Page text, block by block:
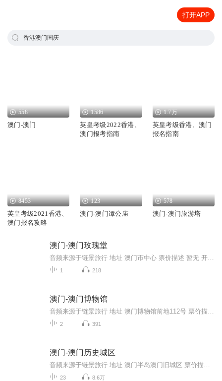
打开APP
香港澳门国庆
558
澳门-澳门
1586
英皇考级2022香港、
澳门报考指南
1.7万
英皇考级香港、澳门
报名指南
8453
英皇考级2021香港、
澳门报名攻略
123
澳门-澳门谭公庙
578
澳门-澳门旅游塔
澳门-澳门玫瑰堂
1 218
澳门-澳门博物馆
2 391
澳门-澳门历史城区
23 8.6万